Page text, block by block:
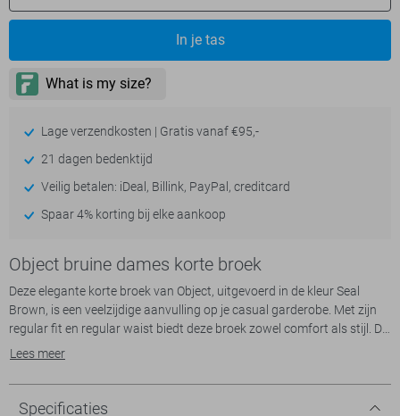
In je tas
Lage verzendkosten | Gratis vanaf €95,-
21 dagen bedenktijd
Veilig betalen: iDeal, Billink, PayPal, creditcard
Spaar 4% korting bij elke aankoop
Object bruine dames korte broek
Deze elegante korte broek van Object, uitgevoerd in de kleur Seal
Brown, is een veelzijdige aanvulling op je casual garderobe. Met zijn
regular fit en regular waist biedt deze broek zowel comfort als stijl. De
structuur van de stof voegt een subtiele textuur toe, wat deze short
en ritssluiting, is dit kledingstuk niet alleen stijlvol, maar ook
functioneel voor dagelijks gebruik.
Lees meer
Specificaties